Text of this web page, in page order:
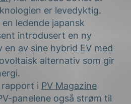
er levedyktig.
ledende japansk
introdusert en ny
en av sine hybrid EV med
alternativ som gir
i PV Magazine
panelene også strøm til